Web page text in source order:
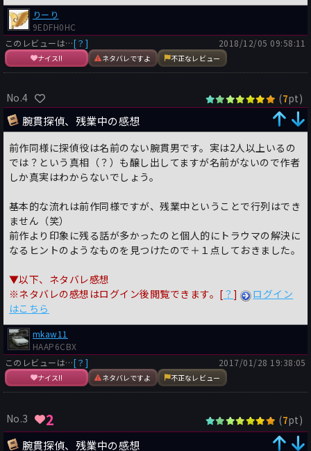
りーり
9EDFH0HC
このレビューは…[？]
ナイス!! ネタバレですよ 不正なレビュー
2018/12/05 09:58:11
No.4 (7pt)
腕貫探偵、残業中の感想
前作同様に探偵役は名前のない腕貫男です。実は2人以上いるの
では？という真相（？）も醸し出してますが名前がないので作者
しか真実はわからないでしょう。
基本的な流れは前作同様ですが、残業中ということで行列はでき
ません（笑）
前作より印象に残る話が多かったのと個人的にトラウマの解決に
なるヒントのようなものを見つけたので＋１点しておきました。
▼以下、ネタバレ感想
※ネタバレの感想はログイン後閲覧できます。[ ？ ]
ログイン
はこちら
mkaw11
HAAP6CBX
このレビューは…[？]
ナイス!! ネタバレですよ 不正なレビュー
2017/01/28 19:38:05
No.3 2 (7pt)
腕貫探偵、残業中の感想